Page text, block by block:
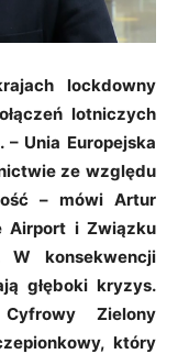
lockdowny
lotniczych
Unia Europejska
ze względu
– mówi Artur
Airport i Związku
W konsekwencji
głęboki kryzys.
Zielony
który